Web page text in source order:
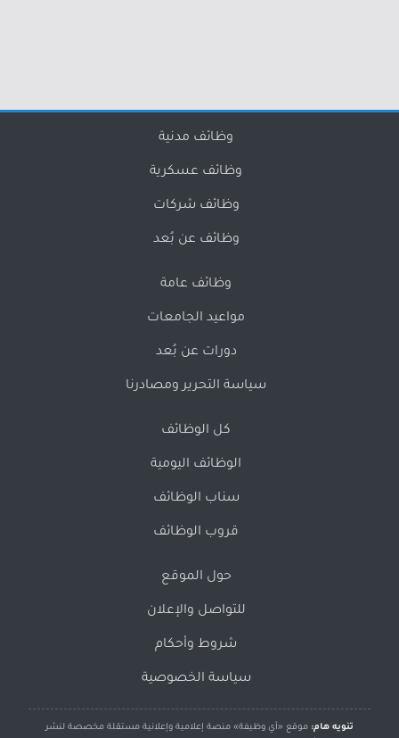
وظائف مدنية
وظائف عسكرية
وظائف شركات
وظائف عن بُعد
وظائف عامة
مواعيد الجامعات
دورات عن بُعد
سياسة التحرير ومصادرنا
كل الوظائف
الوظائف اليومية
سناب الوظائف
قروب الوظائف
حول الموقع
للتواصل والإعلان
شروط وأحكام
سياسة الخصوصية
تنويه هام: موقع «أي وظيفة» منصة إعلامية وإعلانية مستقلة مخصصة لنشر